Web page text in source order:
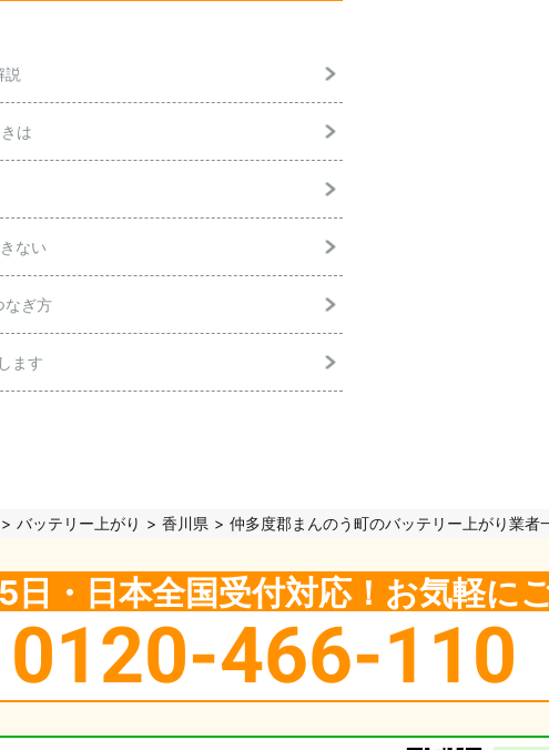
説
は
ない
なぎ方
ます
バッテリー上がり 香川県 仲多度郡まんのう町のバッテリー上がり業者
・日本全国受付対応！お気軽に
0120-466-110